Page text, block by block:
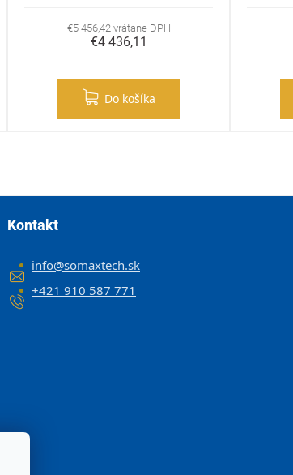
€5 456,42 vrátane DPH
€4 436,11
Do košíka
Kontakt
info@somaxtech.sk
+421 910 587 771